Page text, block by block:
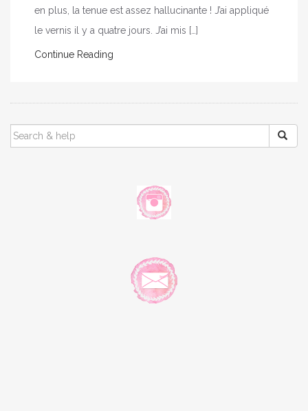
en plus, la tenue est assez hallucinante ! J’ai appliqué
le vernis il y a quatre jours. J’ai mis […]
Continue Reading
SEARCH
FOR: